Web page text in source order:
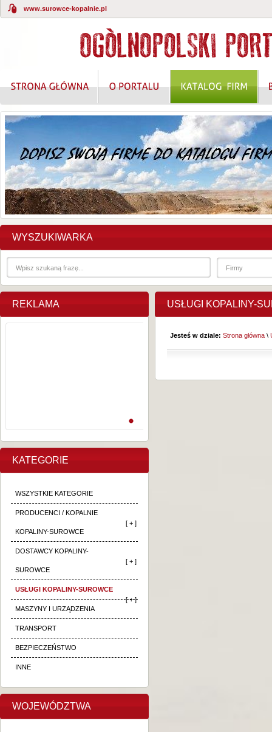
www.surowce-kopalnie.pl
WYSZUKIWARKA
REKLAMA
KATEGORIE
WSZYSTKIE KATEGORIE
PRODUCENCI / KOPALNIE
KOPALINY-SUROWCE
[ + ]
DOSTAWCY KOPALINY-
SUROWCE
[ + ]
USŁUGI KOPALINY-SUROWCE
[ + ]
MASZYNY I URZĄDZENIA
TRANSPORT
BEZPIECZEŃSTWO
INNE
WOJEWÓDZTWA
USŁUGI KOPALINY-
Jesteś w dziale: Strona główna \